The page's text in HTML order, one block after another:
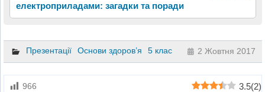
електроприладами: загадки та поради
Презентації Основи здоров’я 5 клас 2 Жовтня 2017
966 3.5(2)